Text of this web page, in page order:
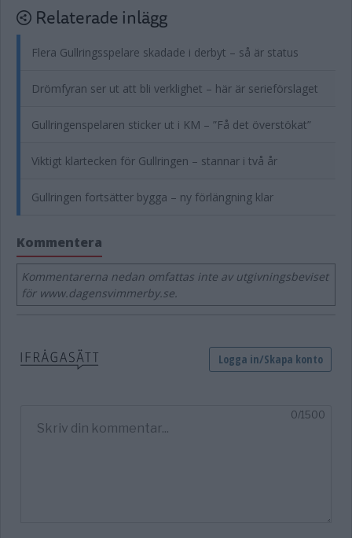
Relaterade inlägg
Flera Gullringsspelare skadade i derbyt – så är status
Drömfyran ser ut att bli verklighet – här är serieförslaget
Gullringenspelaren sticker ut i KM – ”Få det överstökat”
Viktigt klartecken för Gullringen – stannar i två år
Gullringen fortsätter bygga – ny förlängning klar
Kommentera
Kommentarerna nedan omfattas inte av utgivningsbeviset
för www.dagensvimmerby.se.